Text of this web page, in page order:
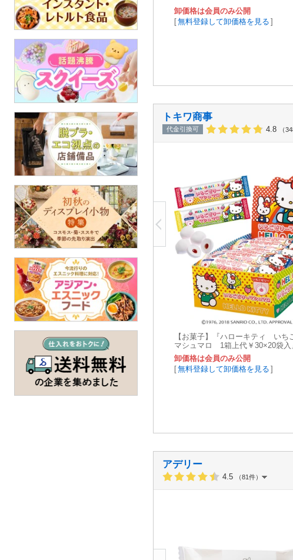
卸価格は会員のみ公開
[無料登録して卸価格を見る ]
トキワ商事
代金引換可 4.8 （
【お菓子】『ハローキティ いち
マシュマロ 1箱上代￥30×20袋入
卸価格は会員のみ公開
[無料登録して卸価格を見る ]
アデリー
4.5 （81件）